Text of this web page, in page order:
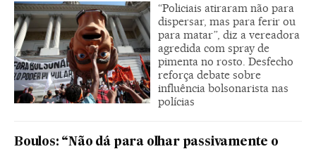
“Policiais atiraram não para
dispersar, mas para ferir ou
para matar”, diz a vereadora
agredida com spray de
pimenta no rosto. Desfecho
reforça debate sobre
influência bolsonarista nas
polícias
Boulos: “Não dá para olhar passivamente o